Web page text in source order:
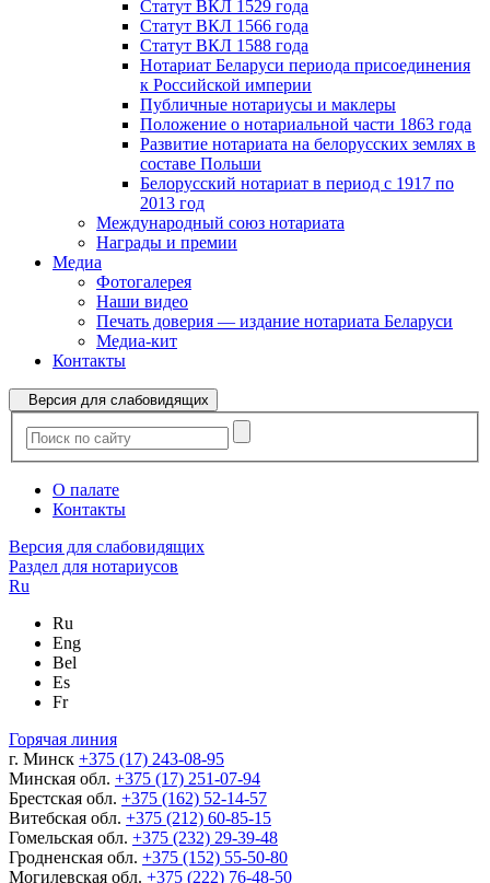
Статут ВКЛ 1529 года
Статут ВКЛ 1566 года
Статут ВКЛ 1588 года
Нотариат Беларуси периода присоединения
к Российской империи
Публичные нотариусы и маклеры
Положение о нотариальной части 1863 года
Развитие нотариата на белорусских землях в
составе Польши
Белорусский нотариат в период с 1917 по
2013 год
Международный союз нотариата
Награды и премии
Медиа
Фотогалерея
Наши видео
Печать доверия — издание нотариата Беларуси
Медиа-кит
Контакты
Версия для слабовидящих
О палате
Контакты
Версия для слабовидящих
Раздел для нотариусов
Ru
Ru
Eng
Bel
Es
Fr
Горячая линия
г. Минск +375 (17) 243-08-95
Минская обл. +375 (17) 251-07-94
Брестская обл. +375 (162) 52-14-57
Витебская обл. +375 (212) 60-85-15
Гомельская обл. +375 (232) 29-39-48
Гродненская обл. +375 (152) 55-50-80
Могилевская обл. +375 (222) 76-48-50